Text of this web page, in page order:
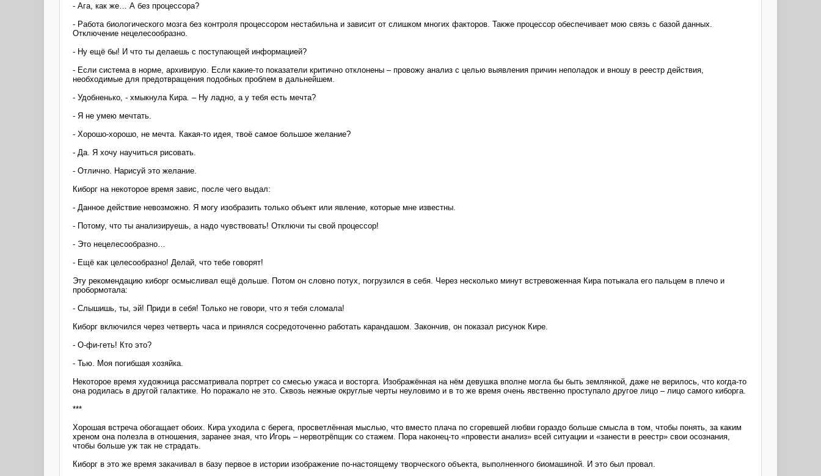
- Ага, как же… А без процессора?
- Работа биологического мозга без контроля процессором нестабильна и зависит от слишком многих факторов. Также процессор обеспечивает мою связь с базой данных.
Отключение нецелесообразно.
- Ну ещё бы! И что ты делаешь с поступающей информацией?
- Если система в норме, архивирую. Если какие-то показатели критично отклонены – провожу анализ с целью выявления причин неполадок и вношу в реестр действия,
необходимые для предотвращения подобных проблем в дальнейшем.
- Удобненько, - хмыкнула Кира. – Ну ладно, а у тебя есть мечта?
- Я не умею мечтать.
- Хорошо-хорошо, не мечта. Какая-то идея, твоё самое большое желание?
- Да. Я хочу научиться рисовать.
- Отлично. Нарисуй это желание.
Киборг на некоторое время завис, после чего выдал:
- Данное действие невозможно. Я могу изобразить только объект или явление, которые мне известны.
- Потому, что ты анализируешь, а надо чувствовать! Отключи ты свой процессор!
- Это нецелесообразно…
- Ещё как целесообразно! Делай, что тебе говорят!
Эту рекомендацию киборг осмысливал ещё дольше. Потом он словно потух, погрузился в себя. Через несколько минут встревоженная Кира потыкала его пальцем в плечо и
пробормотала:
- Слышишь, ты, эй! Приди в себя! Только не говори, что я тебя сломала!
Киборг включился через четверть часа и принялся сосредоточенно работать карандашом. Закончив, он показал рисунок Кире.
- О-фи-геть! Кто это?
- Тью. Моя погибшая хозяйка.
Некоторое время художница рассматривала портрет со смесью ужаса и восторга. Изображённая на нём девушка вполне могла бы быть землянкой, даже не верилось, что когда-то
она родилась в другой галактике. Но поражало не это. Сквозь нежные округлые черты неуловимо и в то же время очень явственно проступало другое лицо – лицо самого киборга.
***
Хорошая встреча обогащает обоих. Кира уходила с берега, просветлённая мыслью, что вместо плача по сгоревшей любви гораздо больше смысла в том, чтобы понять, за каким
хреном она полезла в отношения, заранее зная, что Игорь – нервотрёпщик со стажем. Пора наконец-то «провести анализ» всей ситуации и «занести в реестр» свои осознания,
чтобы больше уж так не страдать.
Киборг в это же время закачивал в базу первое в истории изображение по-настоящему творческого объекта, выполненного биомашиной. И это был провал.